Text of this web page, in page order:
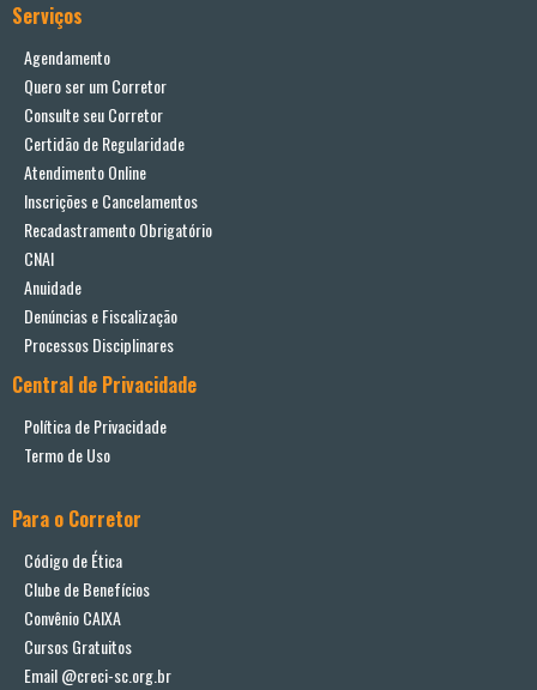
Serviços
Agendamento
Quero ser um Corretor
Consulte seu Corretor
Certidão de Regularidade
Atendimento Online
Inscrições e Cancelamentos
Recadastramento Obrigatório
CNAI
Anuidade
Denúncias e Fiscalização
Processos Disciplinares
Central de Privacidade
Política de Privacidade
Termo de Uso
Para o Corretor
Código de Ética
Clube de Benefícios
Convênio CAIXA
Cursos Gratuitos
Email @creci-sc.org.br